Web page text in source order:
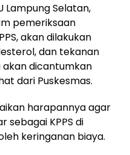
Lampung Selatan,
pemeriksaan
akan dilakukan
dan tekanan
akan dicantumkan
dari Puskesmas.
harapannya agar
KPPS di
keringanan biaya.